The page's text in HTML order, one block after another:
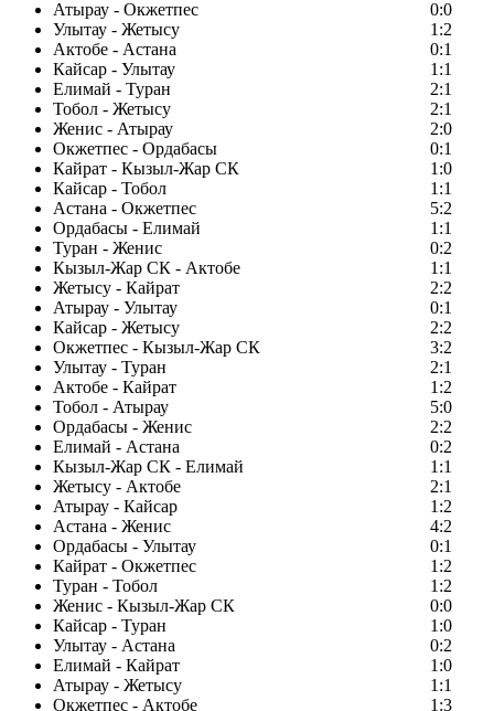
Атырау - Окжетпес
0:0
Улытау - Жетысу
1:2
Актобе - Астана
0:1
Кайсар - Улытау
1:1
Елимай - Туран
2:1
Тобол - Жетысу
2:1
Женис - Атырау
2:0
Окжетпес - Ордабасы
0:1
Кайрат - Кызыл-Жар СК
1:0
Кайсар - Тобол
1:1
Астана - Окжетпес
5:2
Ордабасы - Елимай
1:1
Туран - Женис
0:2
Кызыл-Жар СК - Актобе
1:1
Жетысу - Кайрат
2:2
Атырау - Улытау
0:1
Кайсар - Жетысу
2:2
Окжетпес - Кызыл-Жар СК
3:2
Улытау - Туран
2:1
Актобе - Кайрат
1:2
Тобол - Атырау
5:0
Ордабасы - Женис
2:2
Елимай - Астана
0:2
Кызыл-Жар СК - Елимай
1:1
Жетысу - Актобе
2:1
Атырау - Кайсар
1:2
Астана - Женис
4:2
Ордабасы - Улытау
0:1
Кайрат - Окжетпес
1:2
Туран - Тобол
1:2
Женис - Кызыл-Жар СК
0:0
Кайсар - Туран
1:0
Улытау - Астана
0:2
Елимай - Кайрат
1:0
Атырау - Жетысу
1:1
Окжетпес - Актобе
1:3